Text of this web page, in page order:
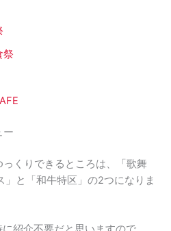
祭
ー
くりできるところは、「歌舞
」と「和牛特区」の2つになりま